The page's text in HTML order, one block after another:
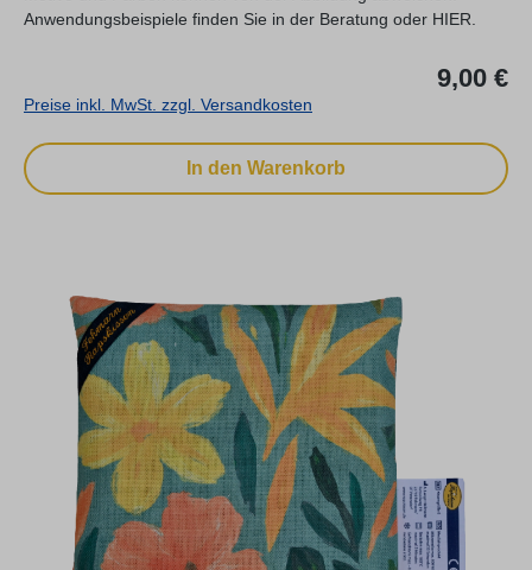
Anwendungsbeispiele finden Sie in der Beratung oder HIER.
9,00 €
Preise inkl. MwSt. zzgl. Versandkosten
In den Warenkorb